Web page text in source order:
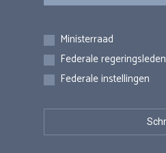
Inschrijvingen
Ministerraad
Federale regeringsleden
Federale instellingen